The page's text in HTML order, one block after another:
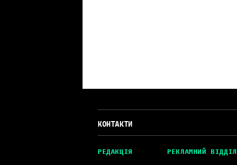
КОНТАКТИ
РЕДАКЦІЯ РЕКЛАМНИЙ ВІДДІЛ